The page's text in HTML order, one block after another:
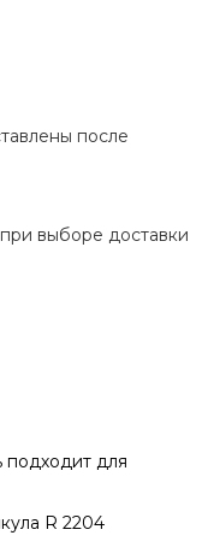
после
выборе доставки
подходит для
R 2204